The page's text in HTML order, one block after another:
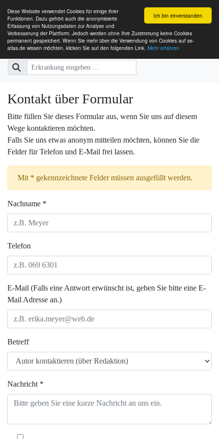
Ich bin einverstanden
Diese Website verwendet Cookies für einige ihrer
Funktionen. Dazu gehört auch die anonymisierte
Erfassung von Nutzungsdaten zur Analyse und
Verbesserung der Plattform. Jedoch werden ohne Ihre Zustimmung keine Cookies
permanent gespeichert. Wenn Sie mehr über die Verwendung von Cookies auf se-
atlas.de wissen möchten, klicken Sie auf den folgenden Link. Mehr erfahren
SE-ATLAS
Versorgungsatlas für Menschen
Kontakt über Formular
Bitte füllen Sie dieses Formular aus, wenn Sie uns auf diesem
Wege kontaktieren möchten.
Falls Sie uns etwas anonym mitteilen möchten, können Sie die
Felder für Telefon und E-Mail frei lassen.
Mit * gekennzeichnete Felder müssen ausgefüllt werden.
Nachname *
Telefon
E-Mail (Falls eine Antwort erwünscht ist, geben Sie bitte eine E-
Mail Adresse an.)
Betreff
Nachricht *